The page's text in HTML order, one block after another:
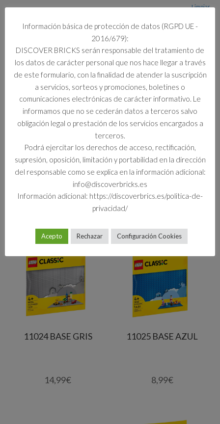
Limpiar
ESTABLO
DE
CRIATURAS
LOS
SUEÑOS
cantidad
Añadir al carrito
Información adicional
Información adicional
Formato
Set
Productos relacionados
11024 BASE GRIS
14,99€
11025 BASE AZUL
8,99€
Información básica de protección de datos (RGPD UE -
2016/679):
DISCOVER BRICKS serán responsable del tratamiento de
los datos de carácter personal que nos hace llegar a través
de este formulario, con la finalidad de atender la suscripción
a servicios, sorteos y promociones, boletines o
comunicaciones electrónicas de carácter informativo. Le
informamos que no se cederán datos a terceros salvo
obligación legal o prestación de los servicios encargados a
terceros.
Podrá ejercitar los derechos de acceso, rectificación,
supresión, oposición, limitación y portabilidad en la dirección
del responsable como se explica en la información adicional:
info@discoverbricks.es
Información adicional: https://discoverbrics.es/politica-de-
privacidad/
Acepto Rechazar Configuración Cookies